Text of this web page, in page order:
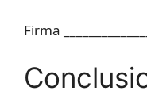
Firma